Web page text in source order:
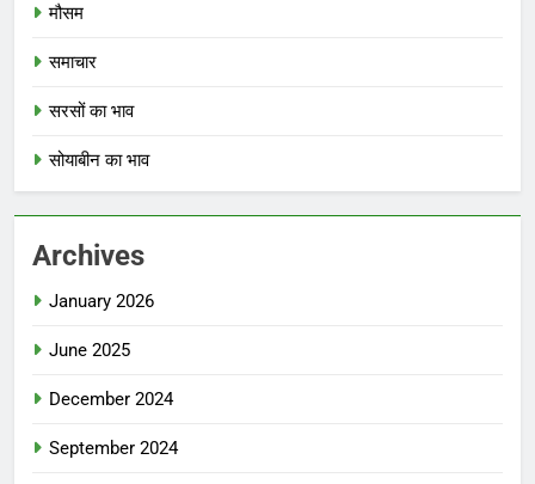
मौसम
समाचार
सरसों का भाव
सोयाबीन का भाव
Archives
January 2026
June 2025
December 2024
September 2024